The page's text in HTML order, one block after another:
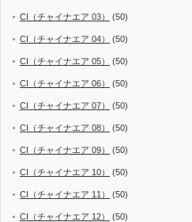
CI（チャイナエア 03） (50)
CI（チャイナエア 04） (50)
CI（チャイナエア 05） (50)
CI（チャイナエア 06） (50)
CI（チャイナエア 07） (50)
CI（チャイナエア 08） (50)
CI（チャイナエア 09） (50)
CI（チャイナエア 10） (50)
CI（チャイナエア 11） (50)
CI（チャイナエア 12） (50)